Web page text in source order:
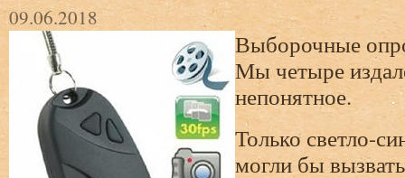
09.06.2018
Выборочные
Мы четыре
непонятное.
Только светло-
могли бы